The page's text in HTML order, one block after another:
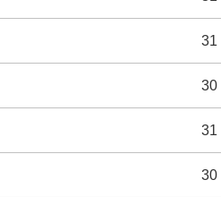
31
30
31
30